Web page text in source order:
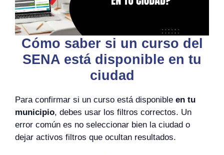
Cómo saber si un curso del
SENA está disponible en tu
ciudad
Para confirmar si un curso está disponible en tu
municipio, debes usar los filtros correctos. Un
error común es no seleccionar bien la ciudad o
dejar activos filtros que ocultan resultados.